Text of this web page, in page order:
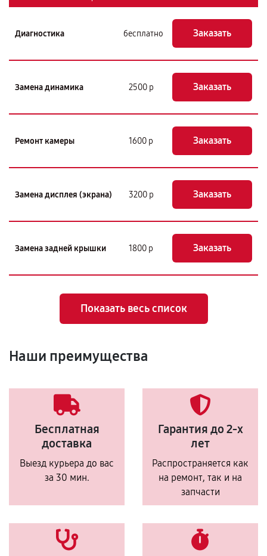
Диагностика бесплатно Заказать
Замена динамика 2500 р Заказать
Ремонт камеры 1600 р Заказать
Замена дисплея (экрана) 3200 р Заказать
Замена задней крышки 1800 р Заказать
Показать весь список
Наши преимущества
Бесплатная
доставка
Выезд курьера до вас
за 30 мин.
Гарантия до 2-х
лет
Распространяется как
на ремонт, так и на
запчасти